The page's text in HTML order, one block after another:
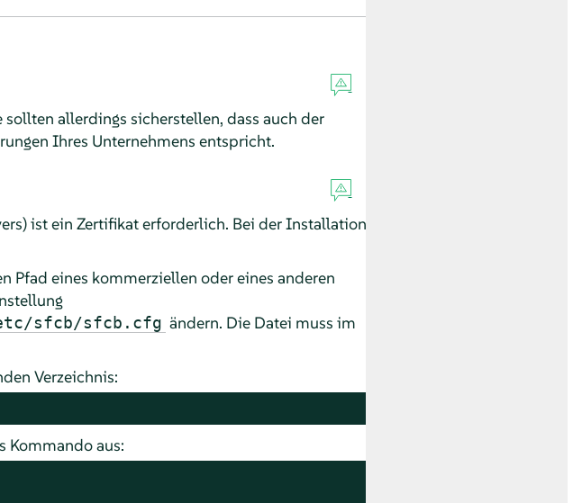
allerdings sicherstellen, dass auch der
Ihres Unternehmens entspricht.
ist ein Zertifikat erforderlich. Bei der Installation
Pfad eines kommerziellen oder eines anderen
sfcb/sfcb.cfg ändern. Die Datei muss im
Verzeichnis:
Kommando aus: